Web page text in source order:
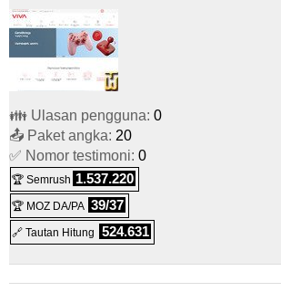
Linux Bersama
WEBHOST PRO:
Colocation 1 Unit / 0.5 kW
: Colokasi
Microsoft 365 Business Basic
2026) :Cloud Tukar
Microsoft 365 Business Standard
2026) :Cloud Tukar
👪 Ulasan pengguna: 0
📤 Paket angka: 20
✅ Nomor testimoni: 0
🏆 Semrush 1.537.220
🏆 MOZ DA/PA 39/37
🔗 Tautan Hitung 524.631